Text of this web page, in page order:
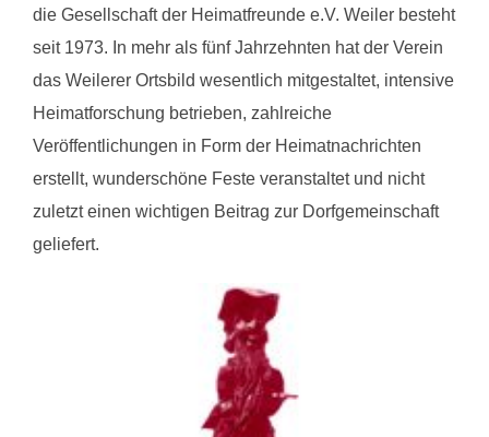
die Gesellschaft der Heimatfreunde e.V. Weiler besteht
seit 1973. In mehr als fünf Jahrzehnten hat der Verein
das Weilerer Ortsbild wesentlich mitgestaltet, intensive
Heimatforschung betrieben, zahlreiche
Veröffentlichungen in Form der Heimatnachrichten
erstellt, wunderschöne Feste veranstaltet und nicht
zuletzt einen wichtigen Beitrag zur Dorfgemeinschaft
geliefert.